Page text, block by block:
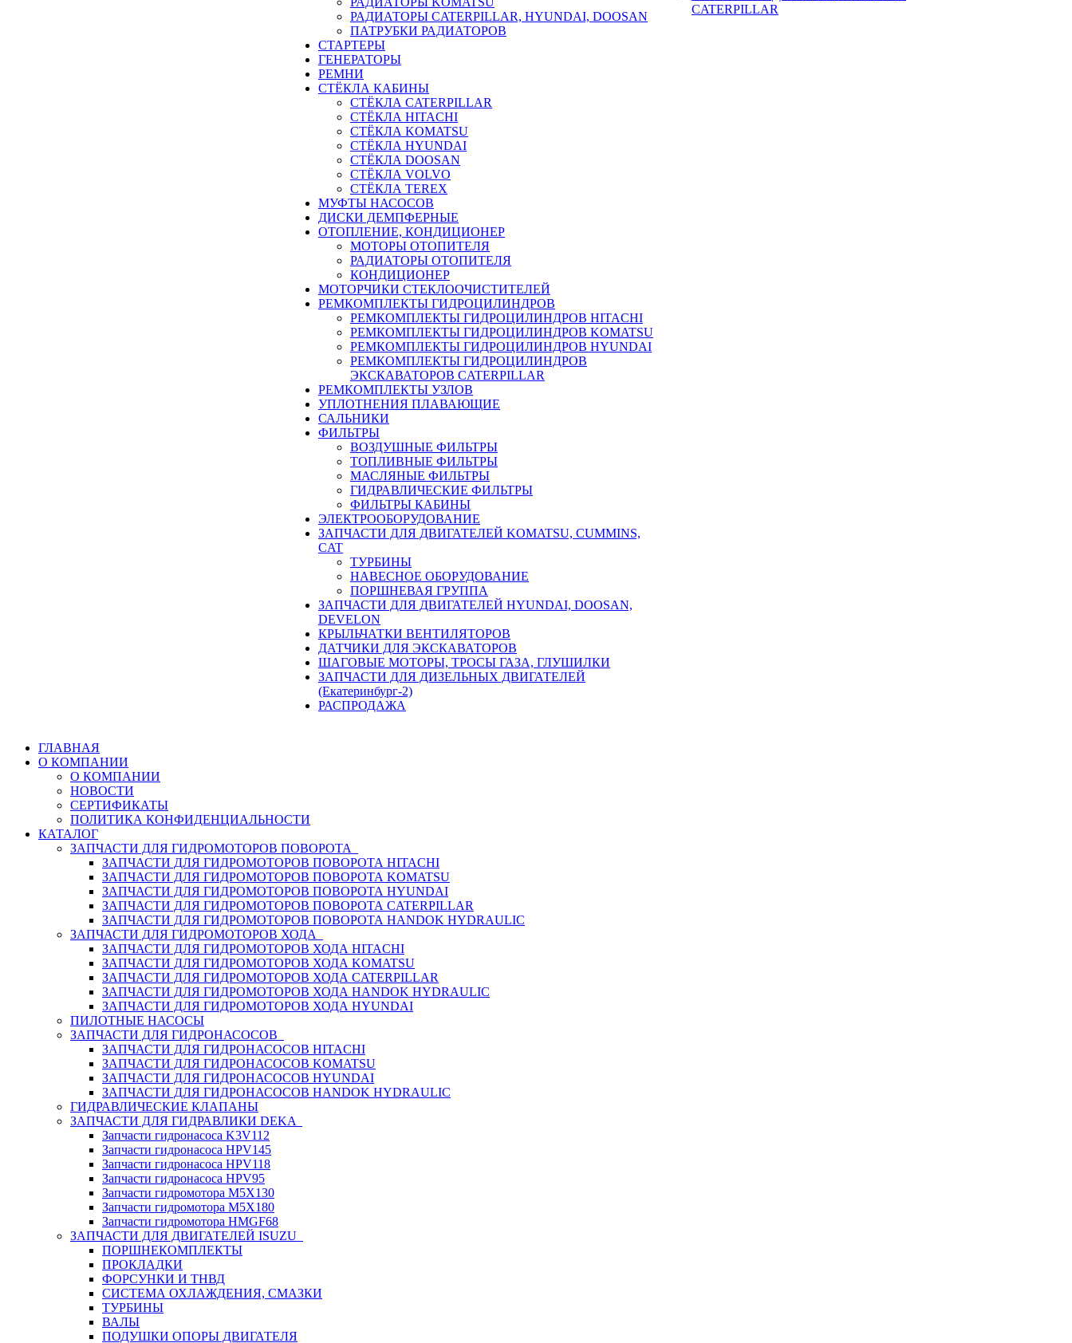
РАДИАТОРЫ CATERPILLAR, HYUNDAI, DOOSAN
ПАТРУБКИ РАДИАТОРОВ
СТАРТЕРЫ
ГЕНЕРАТОРЫ
РЕМНИ
СТЁКЛА КАБИНЫ
СТЁКЛА CATERPILLAR
СТЁКЛА HITACHI
СТЁКЛА KOMATSU
СТЁКЛА HYUNDAI
СТЁКЛА DOOSAN
СТЁКЛА VOLVO
СТЁКЛА TEREX
МУФТЫ НАСОСОВ
ДИСКИ ДЕМПФЕРНЫЕ
ОТОПЛЕНИЕ, КОНДИЦИОНЕР
МОТОРЫ ОТОПИТЕЛЯ
РАДИАТОРЫ ОТОПИТЕЛЯ
КОНДИЦИОНЕР
МОТОРЧИКИ СТЕКЛООЧИСТИТЕЛЕЙ
РЕМКОМПЛЕКТЫ ГИДРОЦИЛИНДРОВ
РЕМКОМПЛЕКТЫ ГИДРОЦИЛИНДРОВ HITACHI
РЕМКОМПЛЕКТЫ ГИДРОЦИЛИНДРОВ KOMATSU
РЕМКОМПЛЕКТЫ ГИДРОЦИЛИНДРОВ HYUNDAI
РЕМКОМПЛЕКТЫ ГИДРОЦИЛИНДРОВ
ЭКСКАВАТОРОВ CATERPILLAR
РЕМКОМПЛЕКТЫ УЗЛОВ
УПЛОТНЕНИЯ ПЛАВАЮЩИЕ
САЛЬНИКИ
ФИЛЬТРЫ
ВОЗДУШНЫЕ ФИЛЬТРЫ
ТОПЛИВНЫЕ ФИЛЬТРЫ
МАСЛЯНЫЕ ФИЛЬТРЫ
ГИДРАВЛИЧЕСКИЕ ФИЛЬТРЫ
ФИЛЬТРЫ КАБИНЫ
ЭЛЕКТРООБОРУДОВАНИЕ
ЗАПЧАСТИ ДЛЯ ДВИГАТЕЛЕЙ KOMATSU, CUMMINS,
CAT
ТУРБИНЫ
НАВЕСНОЕ ОБОРУДОВАНИЕ
ПОРШНЕВАЯ ГРУППА
ЗАПЧАСТИ ДЛЯ ДВИГАТЕЛЕЙ HYUNDAI, DOOSAN,
DEVELON
КРЫЛЬЧАТКИ ВЕНТИЛЯТОРОВ
ДАТЧИКИ ДЛЯ ЭКСКАВАТОРОВ
ШАГОВЫЕ МОТОРЫ, ТРОСЫ ГАЗА, ГЛУШИЛКИ
ЗАПЧАСТИ ДЛЯ ДИЗЕЛЬНЫХ ДВИГАТЕЛЕЙ
(Екатеринбург-2)
РАСПРОДАЖА
CATERPILLAR
ГЛАВНАЯ
О КОМПАНИИ
О КОМПАНИИ
НОВОСТИ
СЕРТИФИКАТЫ
ПОЛИТИКА КОНФИДЕНЦИАЛЬНОСТИ
КАТАЛОГ
ЗАПЧАСТИ ДЛЯ ГИДРОМОТОРОВ ПОВОРОТА
ЗАПЧАСТИ ДЛЯ ГИДРОМОТОРОВ ПОВОРОТА HITACHI
ЗАПЧАСТИ ДЛЯ ГИДРОМОТОРОВ ПОВОРОТА KOMATSU
ЗАПЧАСТИ ДЛЯ ГИДРОМОТОРОВ ПОВОРОТА HYUNDAI
ЗАПЧАСТИ ДЛЯ ГИДРОМОТОРОВ ПОВОРОТА CATERPILLAR
ЗАПЧАСТИ ДЛЯ ГИДРОМОТОРОВ ПОВОРОТА HANDOK HYDRAULIC
ЗАПЧАСТИ ДЛЯ ГИДРОМОТОРОВ ХОДА
ЗАПЧАСТИ ДЛЯ ГИДРОМОТОРОВ ХОДА HITACHI
ЗАПЧАСТИ ДЛЯ ГИДРОМОТОРОВ ХОДА KOMATSU
ЗАПЧАСТИ ДЛЯ ГИДРОМОТОРОВ ХОДА CATERPILLAR
ЗАПЧАСТИ ДЛЯ ГИДРОМОТОРОВ ХОДА HANDOK HYDRAULIC
ЗАПЧАСТИ ДЛЯ ГИДРОМОТОРОВ ХОДА HYUNDAI
ПИЛОТНЫЕ НАСОСЫ
ЗАПЧАСТИ ДЛЯ ГИДРОНАСОСОВ
ЗАПЧАСТИ ДЛЯ ГИДРОНАСОСОВ HITACHI
ЗАПЧАСТИ ДЛЯ ГИДРОНАСОСОВ KOMATSU
ЗАПЧАСТИ ДЛЯ ГИДРОНАСОСОВ HYUNDAI
ЗАПЧАСТИ ДЛЯ ГИДРОНАСОСОВ HANDOK HYDRAULIC
ГИДРАВЛИЧЕСКИЕ КЛАПАНЫ
ЗАПЧАСТИ ДЛЯ ГИДРАВЛИКИ DEKA
Запчасти гидронасоса K3V112
Запчасти гидронасоса HPV145
Запчасти гидронасоса HPV118
Запчасти гидронасоса HPV95
Запчасти гидромотора M5X130
Запчасти гидромотора M5X180
Запчасти гидромотора HMGF68
ЗАПЧАСТИ ДЛЯ ДВИГАТЕЛЕЙ ISUZU
ПОРШНЕКОМПЛЕКТЫ
ПРОКЛАДКИ
ФОРСУНКИ И ТНВД
СИСТЕМА ОХЛАЖДЕНИЯ, СМАЗКИ
ТУРБИНЫ
ВАЛЫ
ПОДУШКИ ОПОРЫ ДВИГАТЕЛЯ